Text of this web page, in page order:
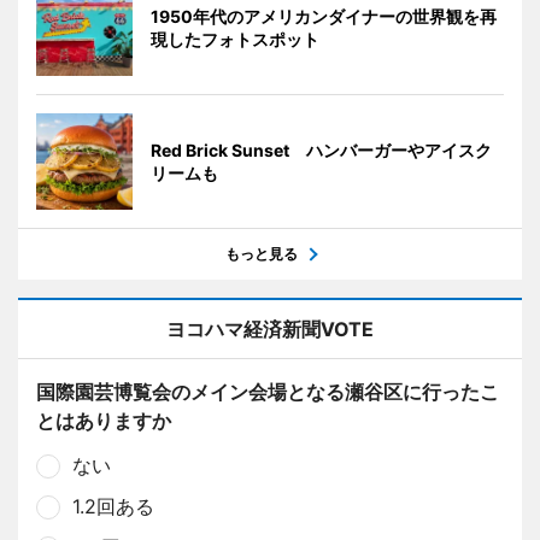
1950年代のアメリカンダイナーの世界観を再
現したフォトスポット
Red Brick Sunset ハンバーガーやアイスク
リームも
もっと見る
ヨコハマ経済新聞VOTE
国際園芸博覧会のメイン会場となる瀬谷区に行ったこ
とはありますか
ない
1.2回ある